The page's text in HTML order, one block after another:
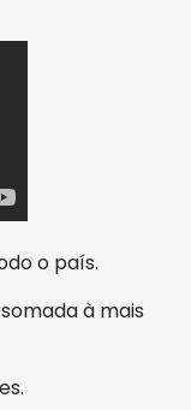
o país.
à mais